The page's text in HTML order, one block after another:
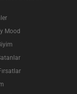
Mood